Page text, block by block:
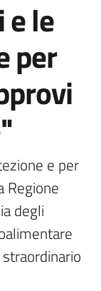
le
per
e per
Regione
degli